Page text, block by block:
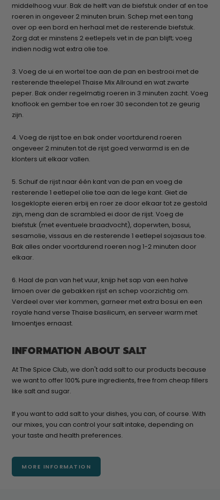
middelhoog vuur. Bak de helft van de biefstuk onder af en toe
roeren in ongeveer 2 minuten bruin. Schep met een tang
over op een bord en herhaal met de resterende biefstuk.
Zorg dat er minstens 2 eetlepels vet in de pan blijft; voeg
indien nodig wat extra olie toe.
3. Voeg de ui en wortel toe aan de pan en bestrooi met de
resterende theelepel Thaise Mix Allround en wat zwarte
peper. Bak onder regelmatig roeren in 3 minuten zacht. Voeg
knoflook en gember toe en roer 30 seconden tot ze geurig
zijn.
4. Voeg de rijst toe en bak onder voortdurend roeren
ongeveer 2 minuten tot de rijst goed verwarmd is en de
klonters uit elkaar vallen.
5. Schuif de rijst naar één kant van de pan en voeg de
resterende 1 eetlepel olie toe aan de lege kant. Giet de
losgeklopte eieren erbij en roer ze door elkaar tot ze gestold
zijn, meng dan de scrambled ei door de rijst. Voeg de
biefstuk (met eventuele braadvocht), doperwten, bosui,
sesamolie, vissaus en de resterende 1 eetlepel sojasaus toe.
Bak alles onder voortdurend roeren nog 1-2 minuten door
elkaar.
6. Haal de pan van het vuur, knijp het sap van een halve
limoen over de gebakken rijst en schep voorzichtig om.
Verdeel over vier kommen, garneer met extra bosui en een
royale hand verse Thaise basilicum, en serveer warm met
limoentjes ernaast.
INFORMATION ABOUT SALT
At The Spice Club, we don't add salt to our products because
we want to offer 100% pure ingredients, free from cheap fillers
like salt and sugar.
If you want to add salt to your dishes, you can, of course. With
our mixes, you can control your salt intake, depending on
your taste and health preferences.
MORE INFORMATION